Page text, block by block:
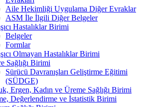
Aile Hekimliği Uygulama Diğer Evraklar
ASM İle İlgili Diğer Belgeler
Hastalıklar Birimi
Belgeler
Formlar
Olmayan Hastalıklar Birimi
Sağlığı Birimi
Sürücü Davranışları Geliştirme Eğitimi
(SÜDGE)
Ergen, Kadın ve Üreme Sağlığı Birimi
Değerlendirme ve İstatistik Birimi